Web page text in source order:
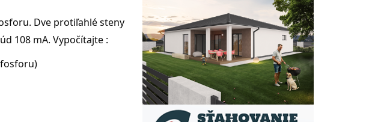
Dve protiľahlé steny
108 mA. Vypočítajte :